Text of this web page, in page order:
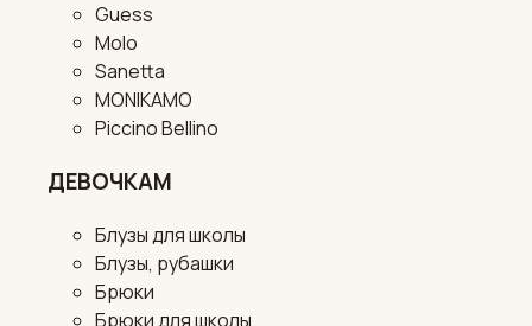
Guess
Molo
Sanetta
MONIKAMO
Piccino Bellino
ДЕВОЧКАМ
Блузы для школы
Блузы, рубашки
Брюки
Брюки для школы